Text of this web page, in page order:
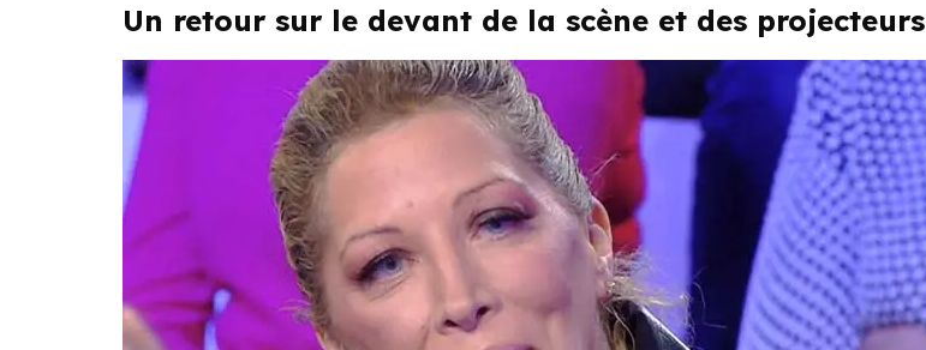
Un retour sur le devant de la scène et des projecteurs